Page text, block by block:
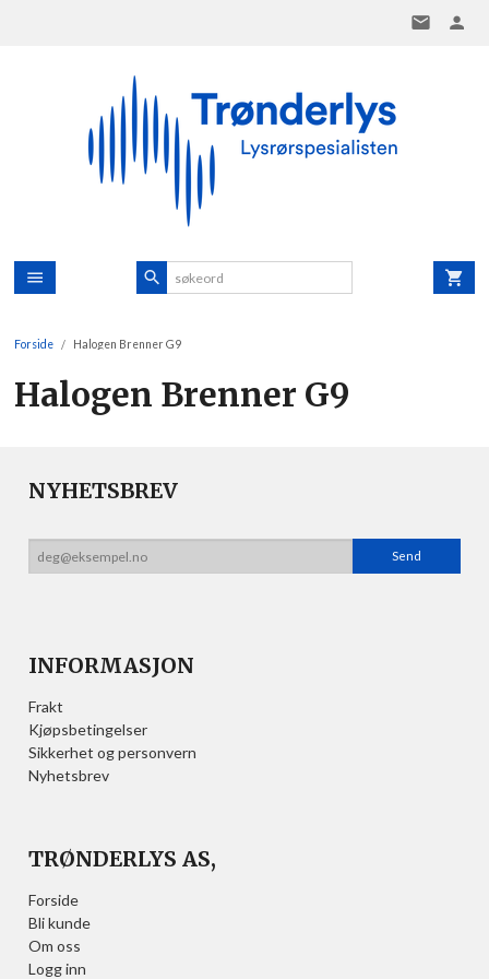
Forside Halogen Brenner G9
Halogen Brenner G9
NYHETSBREV
INFORMASJON
Frakt
Kjøpsbetingelser
Sikkerhet og personvern
Nyhetsbrev
TRØNDERLYS AS,
Forside
Bli kunde
Om oss
Logg inn